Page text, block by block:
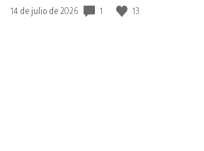
Fecha
14 de julio de 2026 1 13